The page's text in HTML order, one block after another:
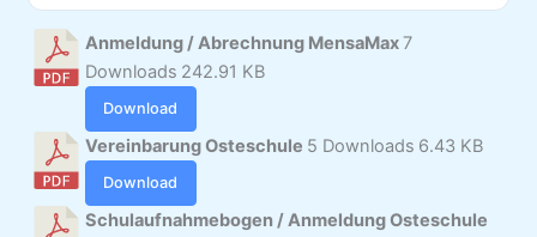
Anmeldung / Abrechnung MensaMax 7
Downloads 242.91 KB
Download
Vereinbarung Osteschule 5 Downloads 6.43 KB
Download
Schulaufnahmebogen / Anmeldung Osteschule